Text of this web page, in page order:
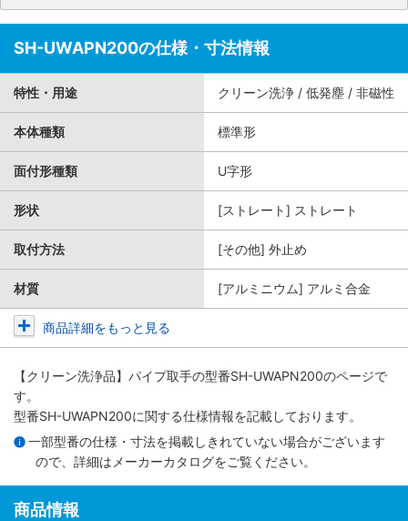
SH-UWAPN200の仕様・寸法情報
特性・用途 クリーン洗浄 / 低発塵 / 非磁性
本体種類 標準形
面付形種類 U字形
形状 [ストレート] ストレート
取付方法 [その他] 外止め
材質 [アルミニウム] アルミ合金
商品詳細をもっと見る
【クリーン洗浄品】パイプ取手の型番SH-UWAPN200のページで
す。
型番SH-UWAPN200に関する仕様情報を記載しております。
一部型番の仕様・寸法を掲載しきれていない場合がございます
ので、詳細は メーカーカタログをご覧ください。
商品情報